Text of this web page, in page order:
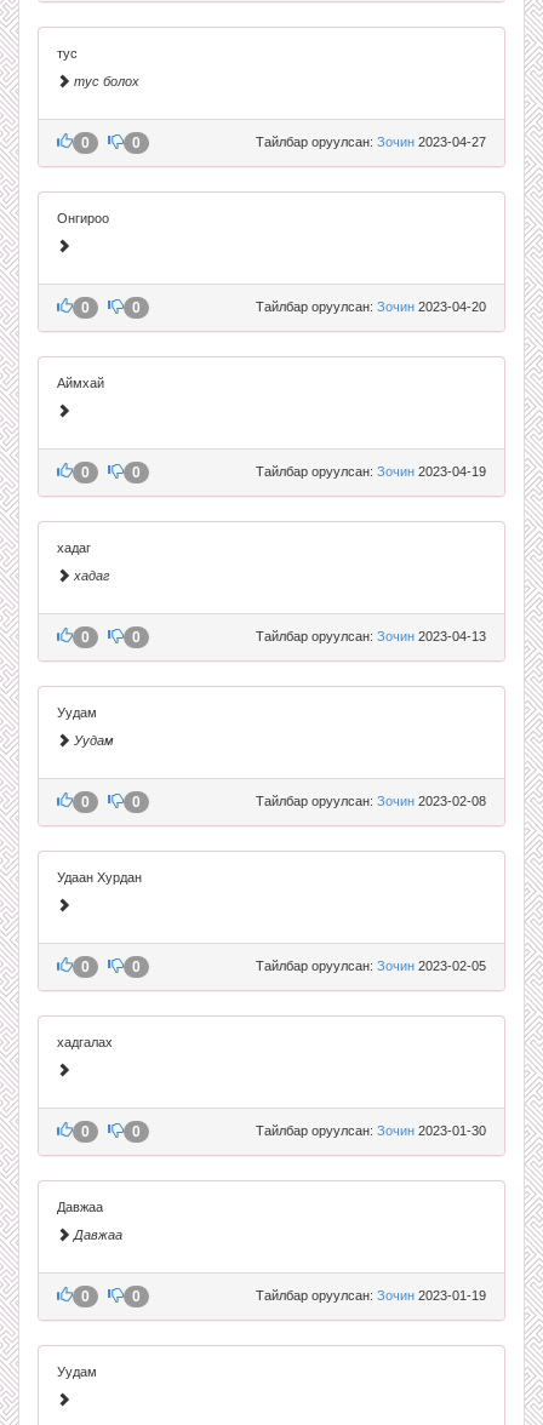
тус
тус болох
Тайлбар оруулсан: Зочин 2023-04-27
0 0
Онгироо
Тайлбар оруулсан: Зочин 2023-04-20
0 0
Аймхай
Тайлбар оруулсан: Зочин 2023-04-19
0 0
хадаг
хадаг
Тайлбар оруулсан: Зочин 2023-04-13
0 0
Уудам
Уудам
Тайлбар оруулсан: Зочин 2023-02-08
0 0
Удаан Хурдан
Тайлбар оруулсан: Зочин 2023-02-05
0 0
хадгалах
Тайлбар оруулсан: Зочин 2023-01-30
0 0
Давжаа
Давжаа
Тайлбар оруулсан: Зочин 2023-01-19
0 0
Уудам